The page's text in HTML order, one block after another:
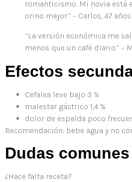
romanticismo. Mi novia está
orino mejor.” – Carlos, 47 años
“La versión económica me
menos que un café diario.” –
Efectos
Cefalea leve bajo 3 %
malestar gástrico 1,4 %
dolor de espalda poco
Recomendación: bebe agua y no
Dudas comunes
¿Hace falta receta?